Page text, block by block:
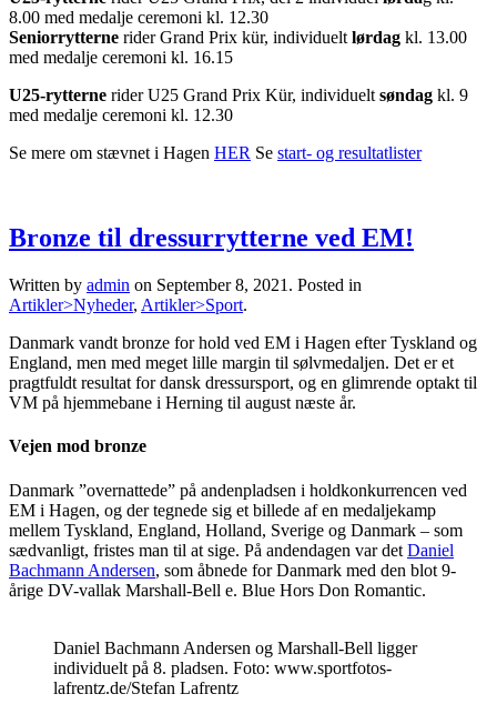
8.00 med medalje ceremoni kl. 12.30
Seniorrytterne rider Grand Prix kür, individuelt lørdag kl. 13.00
med medalje ceremoni kl. 16.15
U25-rytterne rider U25 Grand Prix Kür, individuelt søndag kl. 9
med medalje ceremoni kl. 12.30
Se mere om stævnet i Hagen HER Se start- og resultatlister
Bronze til dressurrytterne ved EM!
Written by admin on September 8, 2021 . Posted in
Artikler>Nyheder, Artikler>Sport.
Danmark vandt bronze for hold ved EM i Hagen efter Tyskland og
England, men med meget lille margin til sølvmedaljen. Det er et
pragtfuldt resultat for dansk dressursport, og en glimrende optakt til
VM på hjemmebane i Herning til august næste år.
Vejen mod bronze
Danmark ”overnattede” på andenpladsen i holdkonkurrencen ved
EM i Hagen, og der tegnede sig et billede af en medaljekamp
mellem Tyskland, England, Holland, Sverige og Danmark – som
sædvanligt, fristes man til at sige. På andendagen var det Daniel
Bachmann Andersen, som åbnede for Danmark med den blot 9-
årige DV-vallak Marshall-Bell e. Blue Hors Don Romantic.
Daniel Bachmann Andersen og Marshall-Bell ligger
individuelt på 8. pladsen. Foto: www.sportfotos-
lafrentz.de/Stefan Lafrentz